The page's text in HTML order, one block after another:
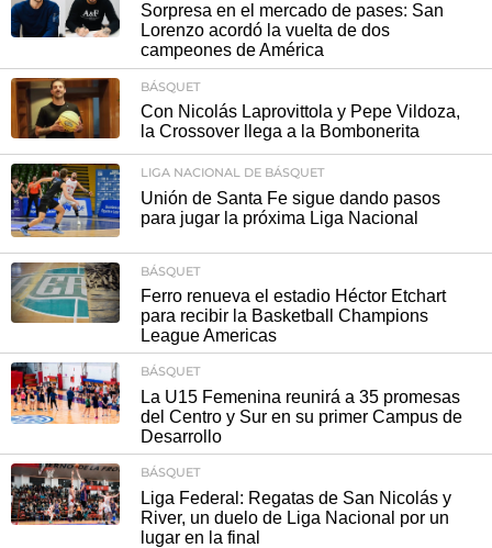
Sorpresa en el mercado de pases: San
Lorenzo acordó la vuelta de dos
campeones de América
BÁSQUET
Con Nicolás Laprovittola y Pepe Vildoza,
la Crossover llega a la Bombonerita
LIGA NACIONAL DE BÁSQUET
Unión de Santa Fe sigue dando pasos
para jugar la próxima Liga Nacional
BÁSQUET
Ferro renueva el estadio Héctor Etchart
para recibir la Basketball Champions
League Americas
BÁSQUET
La U15 Femenina reunirá a 35 promesas
del Centro y Sur en su primer Campus de
Desarrollo
BÁSQUET
Liga Federal: Regatas de San Nicolás y
River, un duelo de Liga Nacional por un
lugar en la final